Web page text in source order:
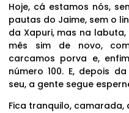
Hoje, cá estamos nós,
pautas do Jaime, sem o
da Xapuri, mas na labuta,
mês sim de novo,
carcamos porva e,
número 100. E, depois
seu, a gente segue
Fica tranquilo,